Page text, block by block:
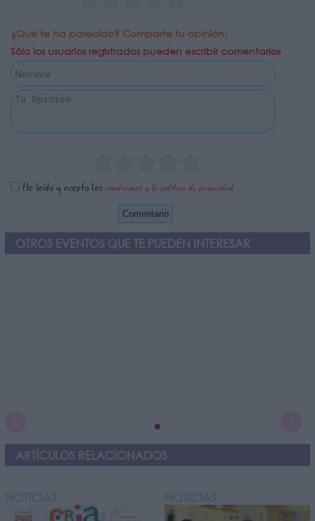
¿Qué te ha parecido? Comparte tu opinión:
Sólo los usuarios registrados pueden escribir comentarios
He leído y acepto las condiciones y la política de privacidad
OTROS EVENTOS QUE TE PUEDEN INTERESAR
ARTÍCULOS RELACIONADOS
NOTICIAS NOTICIAS